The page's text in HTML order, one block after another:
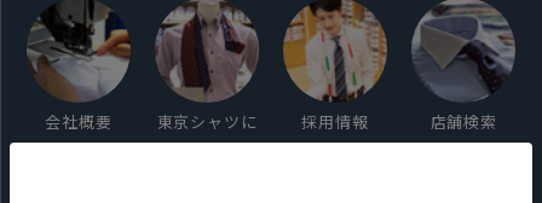
会社概要
東京シャツに
ついて
採用情報 店舗検索